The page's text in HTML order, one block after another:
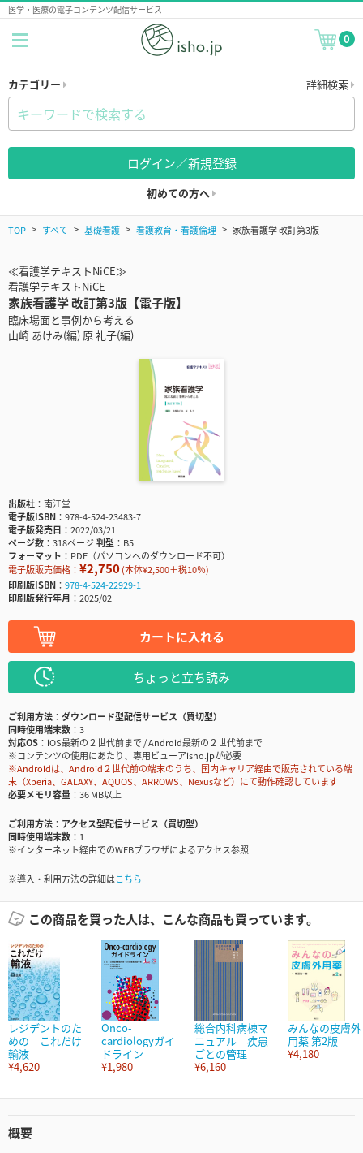
医学・医療の電子コンテンツ配信サービス
0
カテゴリー 詳細検索
ログイン／新規登録
初めての方へ
TOP すべて 基礎看護 看護教育・看護倫理 家族看護学 改訂第3版
≪看護学テキストNiCE≫
看護学テキストNiCE
家族看護学 改訂第3版【電子版】
臨床場面と事例から考える
山崎 あけみ(編) 原 礼子(編)
出版社
南江堂
電子版ISBN
978-4-524-23483-7
電子版発売日
2022/03/21
ページ数
318ページ判型
B5
フォーマット
PDF（パソコンへのダウンロード不可）
電子版販売価格： ¥2,750(本体¥2,500＋税10％)
印刷版ISBN
978-4-524-22929-1
印刷版発行年月
2025/02
カートに入れる
ちょっと立ち読み
ご利用方法
ダウンロード型配信サービス（買切型）
同時使用端末数
3
対応OS
iOS最新の２世代前まで / Android最新の２世代前まで
※コンテンツの使用にあたり、専用ビューアisho.jpが必要
※Androidは、Android２世代前の端末のうち、国内キャリア経由で販売されている端
末（Xperia、GALAXY、AQUOS、ARROWS、Nexusなど）にて動作確認しています
必要メモリ容量
36 MB以上
ご利用方法
アクセス型配信サービス（買切型）
同時使用端末数
1
※インターネット経由でのWEBブラウザによるアクセス参照
※導入・利用方法の詳細はこちら
この商品を買った人は、こんな商品も買っています。
レジデントのた
めの これだけ
輸液
¥4,620
Onco-
cardiologyガイ
ドライン
¥1,980
総合内科病棟マ
ニュアル 疾患
ごとの管理
¥6,160
みんなの皮膚外
用薬 第2版
¥4,180
概要